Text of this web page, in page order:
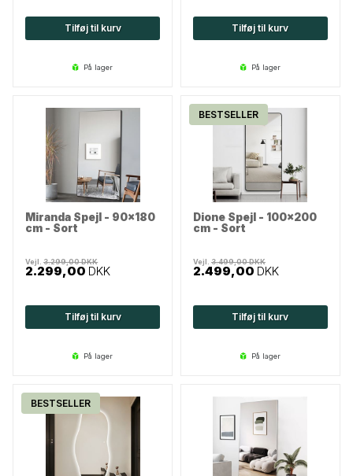
Tilføj til kurv
på lager
Tilføj til kurv
på lager
Miranda Spejl - 90x180
cm - Sort
2.299,00 DKK
Vejl.3.299,00DKK
Tilføj til kurv
på lager
BESTSELLER
Dione Spejl - 100x200
cm - Sort
2.499,00 DKK
Vejl. 3.499,00DKK
Tilføj til kurv
på lager
BESTSELLER